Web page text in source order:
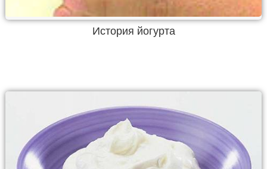
История йогурта